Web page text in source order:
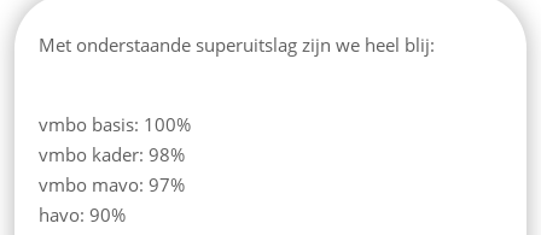
Met onderstaande superuitslag zijn we heel blij:
vmbo basis: 100%
vmbo kader: 98%
vmbo mavo: 97%
havo: 90%